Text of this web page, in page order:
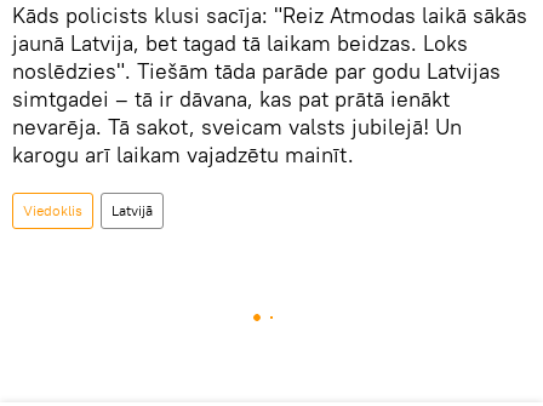
Kāds policists klusi sacīja: "Reiz Atmodas laikā sākās
jaunā Latvija, bet tagad tā laikam beidzas. Loks
noslēdzies". Tiešām tāda parāde par godu Latvijas
simtgadei – tā ir dāvana, kas pat prātā ienākt
nevarēja. Tā sakot, sveicam valsts jubilejā! Un
karogu arī laikam vajadzētu mainīt.
Viedoklis Latvijā